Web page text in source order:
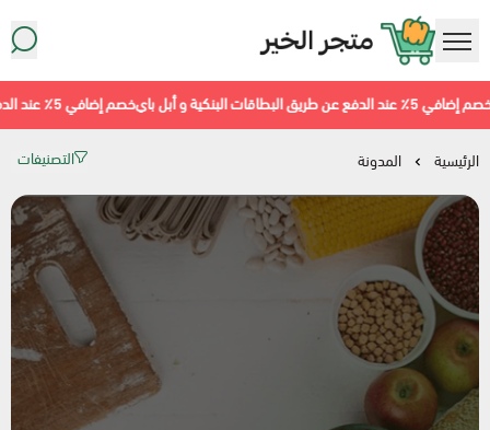
متجر معاينة سوبرماركت
و أبل باي خصم إضافي 5٪ عند الدفع عن طريق البطاقات البنكية و أبل باي
الرئيسية المدونة التصنيفات